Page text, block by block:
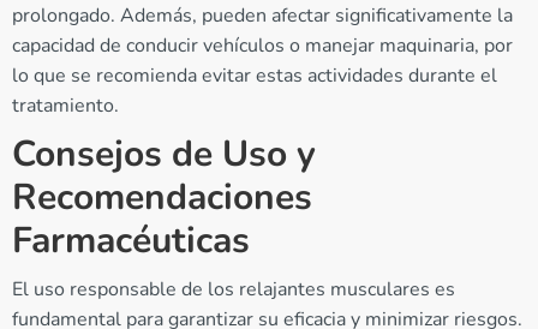
prolongado. Además, pueden afectar significativamente la
capacidad de conducir vehículos o manejar maquinaria, por
lo que se recomienda evitar estas actividades durante el
tratamiento.
Consejos de Uso y
Recomendaciones
Farmacéuticas
El uso responsable de los relajantes musculares es
fundamental para garantizar su eficacia y minimizar riesgos.